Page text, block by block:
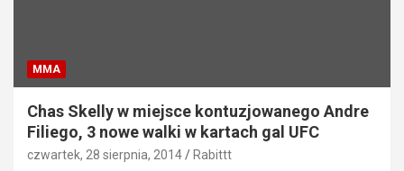
MMA
Chas Skelly w miejsce kontuzjowanego Andre
Filiego, 3 nowe walki w kartach gal UFC
czwartek, 28 sierpnia, 2014 Rabittt